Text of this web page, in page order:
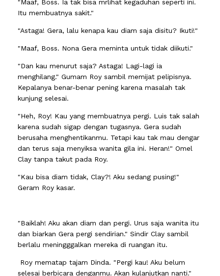
"Maaf, Boss. Ia tak bisa mrlihat kegaduhan seperti ini.
Itu membuatnya sakit."
"Astaga! Gera, lalu kenapa kau diam saja disitu? Ikuti!"
"Maaf, Boss. Nona Gera meminta untuk tidak diikuti."
"Dan kau menurut saja? Astaga! Lagi-lagi ia
menghilang." Gumam Roy sambil memijat pelipisnya.
Kepalanya benar-benar pening karena masalah tak
kunjung selesai.
"Heh, Roy! Kau yang membuatnya pergi. Luis tak salah
karena sudah sigap dengan tugasnya. Gera sudah
berusaha menghentikanmu. Tetapi kau tak mau dengar
dan terus saja menyiksa wanita gila ini. Heran!" Omel
Clay tanpa takut pada Roy.
"Kau bisa diam tidak, Clay?! Aku sedang pusing!"
Geram Roy kasar.
"Baiklah! Aku akan diam dan pergi. Urus saja wanita itu
dan biarkan Gera pergi sendirian." Sindir Clay sambil
berlalu meningggalkan mereka di ruangan itu.
Roy mematap tajam Dinda. "Pergi kau! Aku belum
selesai berbicara denganmu. Akan kulanjutkan nanti."